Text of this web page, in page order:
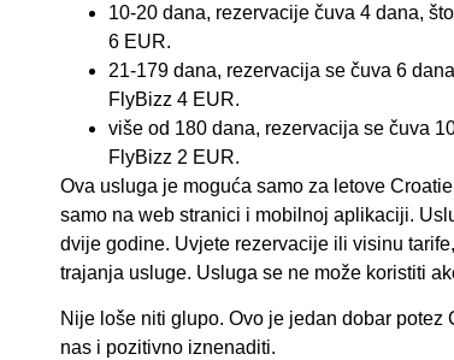
10-20 dana, rezervacije čuva 4 dana,
6 EUR.
21-179 dana, rezervacija se čuva 6
FlyBizz 4 EUR.
više od 180 dana, rezervacija se čuva
FlyBizz 2 EUR.
Ova usluga je moguća samo za letove
samo na web stranici i mobilnoj aplikaciji.
dvije godine. Uvjete rezervacije ili visinu
trajanja usluge. Usluga se ne može koristiti
Nije loše niti glupo. Ovo je jedan dobar
nas i pozitivno iznenaditi.